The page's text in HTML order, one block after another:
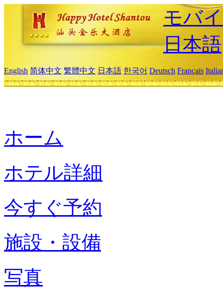
モバ
日本語
English 简体中文 繁體中文 日本語 한국어 Deutsch Français
ホーム
ホテル詳細
今すぐ予約
施設・設備
写真